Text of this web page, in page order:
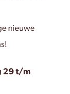
nieuwe
29 t/m